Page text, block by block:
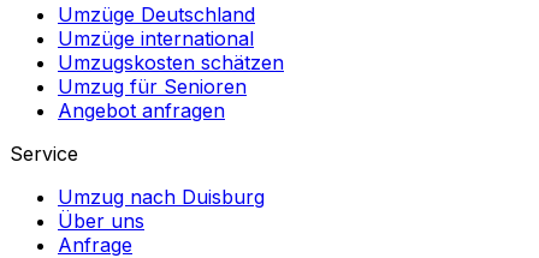
Umzüge Deutschland
Umzüge international
Umzugskosten schätzen
Umzug für Senioren
Angebot anfragen
Service
Umzug nach Duisburg
Über uns
Anfrage